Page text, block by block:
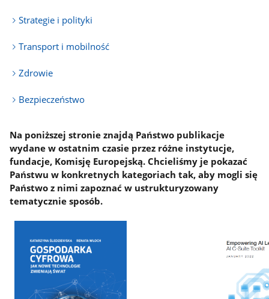
Strategie i polityki
Transport i mobilność
Zdrowie
Bezpieczeństwo
Na poniższej stronie znajdą Państwo publikacje
wydane w ostatnim czasie przez różne instytucje,
fundacje, Komisję Europejską. Chcieliśmy je pokazać
Państwu w konkretnych kategoriach tak, aby mogli się
Państwo z nimi zapoznać w ustrukturyzowany
tematycznie sposób.